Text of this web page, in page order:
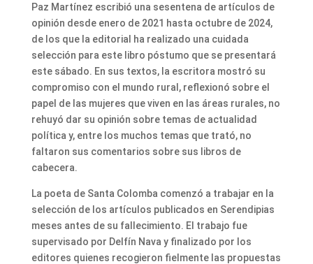
Paz Martínez escribió una sesentena de artículos de
opinión desde enero de 2021 hasta octubre de 2024,
de los que la editorial ha realizado una cuidada
selección para este libro póstumo que se presentará
este sábado. En sus textos, la escritora mostró su
compromiso con el mundo rural, reflexionó sobre el
papel de las mujeres que viven en las áreas rurales, no
rehuyó dar su opinión sobre temas de actualidad
política y, entre los muchos temas que trató, no
faltaron sus comentarios sobre sus libros de
cabecera.
La poeta de Santa Colomba comenzó a trabajar en la
selección de los artículos publicados en Serendipias
meses antes de su fallecimiento. El trabajo fue
supervisado por Delfín Nava y finalizado por los
editores quienes recogieron fielmente las propuestas